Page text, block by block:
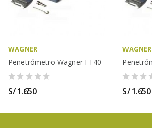
WAGNER
Penetrómetro Wagner FT40
S/ 1.650
WAGNER
S/ 1.650